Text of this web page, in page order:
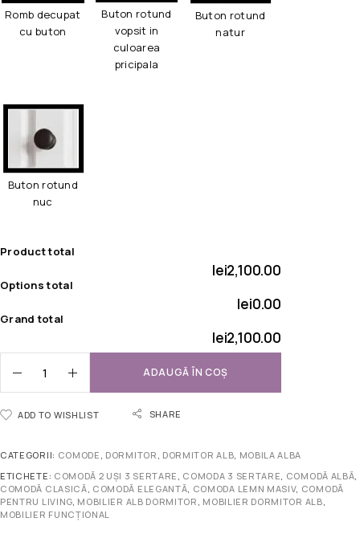
Romb decupat
cu buton
Buton rotund
vopsit in
culoarea
pricipala
Buton rotund
natur
Buton rotund
nuc
Product total
lei2,100.00
Options total
lei0.00
Grand total
lei2,100.00
ADAUGĂ ÎN COȘ
ADD TO WISHLIST SHARE
CATEGORII: COMODE , DORMITOR , DORMITOR ALB, MOBILA ALBA
ETICHETE: COMODĂ 2 UȘI 3 SERTARE , COMODA 3 SERTARE, COMODĂ ALBĂ,
COMODĂ CLASICĂ, COMODĂ ELEGANTĂ, COMODA LEMN MASIV, COMODĂ
PENTRU LIVING, MOBILIER ALB DORMITOR , MOBILIER DORMITOR ALB,
MOBILIER FUNCȚIONAL